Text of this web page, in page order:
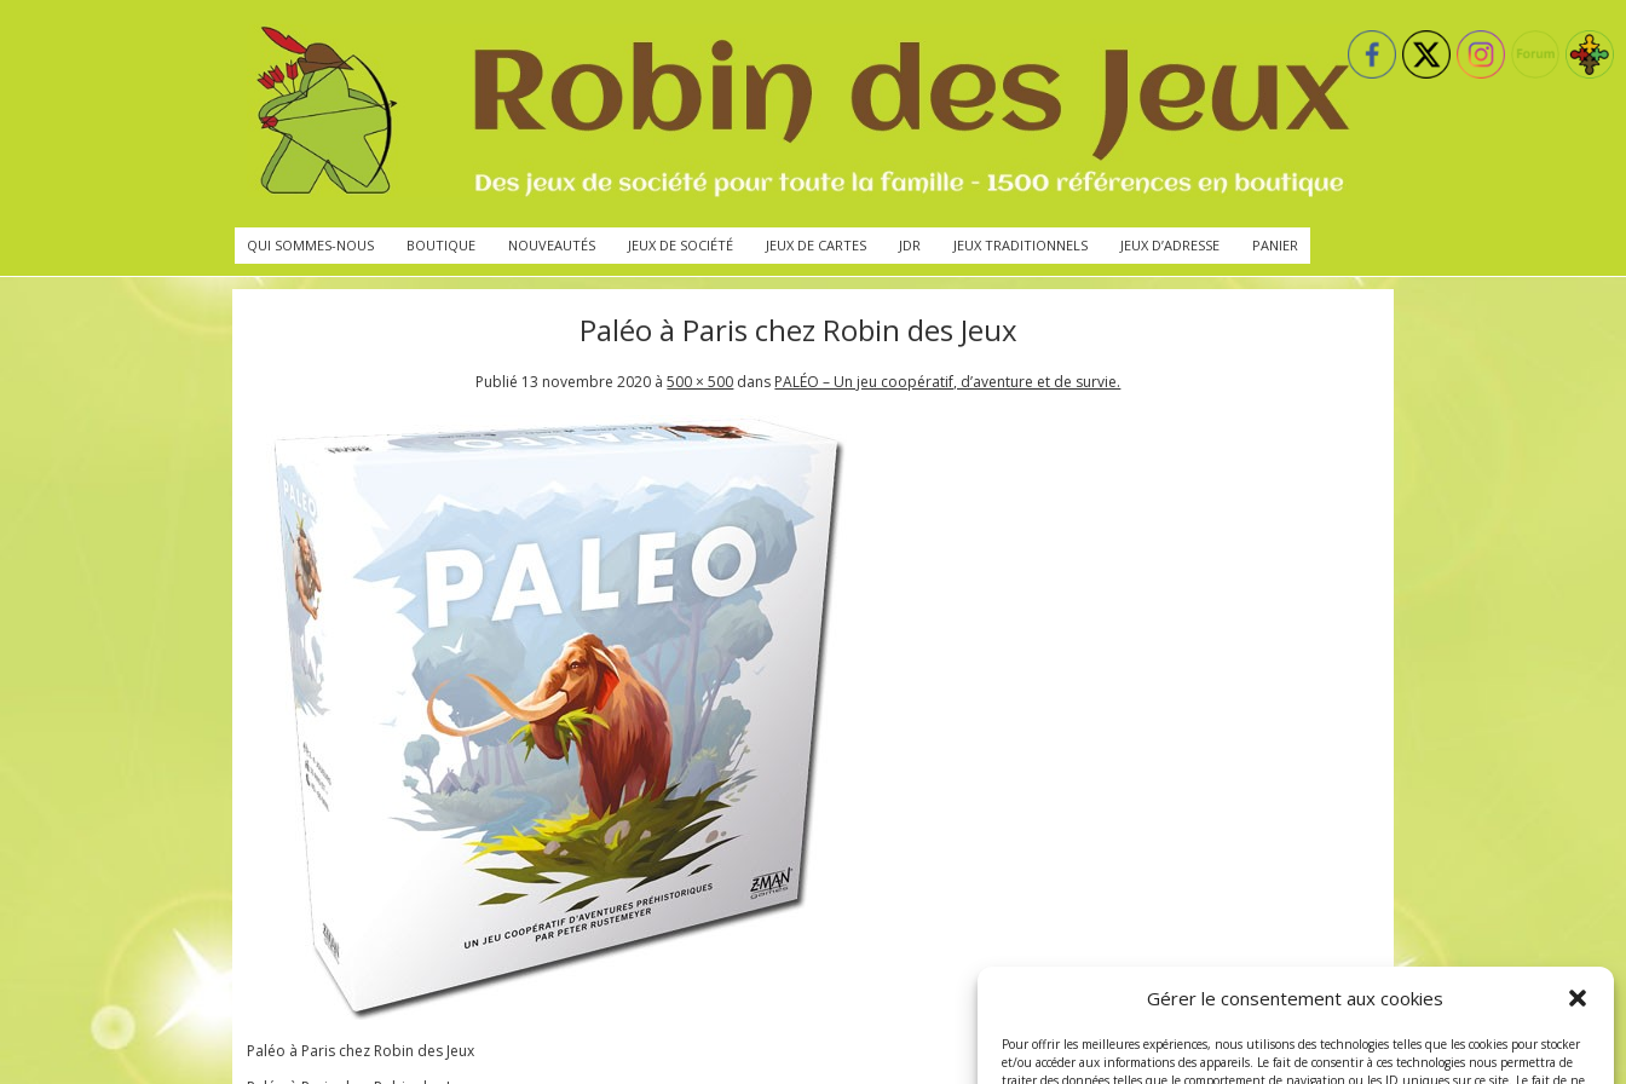
Gérer le consentement aux cookies
Pour offrir les meilleures expériences, nous utilisons des technologies telles que les cookies pour stocker
et/ou accéder aux informations des appareils. Le fait de consentir à ces technologies nous permettra de
traiter des données telles que le comportement de navigation ou les ID uniques sur ce site. Le fait de ne
QUI SOMMES-NOUS BOUTIQUE NOUVEAUTÉS JEUX DE SOCIÉTÉ JEUX DE CARTES JDR JEUX TRADITIONNELS JEUX D’ADRESSE PANIER
Paléo à Paris chez Robin des Jeux
Publié 13 novembre 2020 à500 × 500 dans PALÉO – Un jeu coopératif, d’aventure et de survie.
Paléo à Paris chez Robin des Jeux